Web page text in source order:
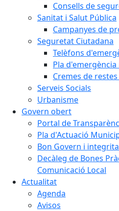
Consells de
Sanitat i Salut Pública
Campanyes de
Seguretat Ciutadana
Telèfons
Pla
Cremes de
Serveis Socials
Urbanisme
Govern obert
Portal de
Pla d'Actuació
Bon Govern i
Decàleg de Bones
Comunicació Local
Actualitat
Agenda
Avisos